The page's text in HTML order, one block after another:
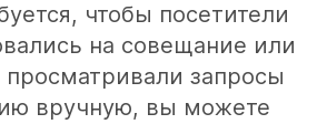
чтобы посетители
на совещание или
просматривали запросы
вручную, вы можете